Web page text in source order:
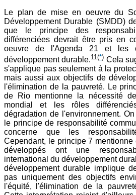
Le plan de mise en oeuvre du
Développement Durable (SMDD)
que le principe des
différenciées devrait être pris en
oeuvre de l'Agenda 21 et les
développement durable.11(*) Cela
s'applique pas seulement à la
mais aussi aux objectifs de
l'élimination de la pauvreté. Le
de Rio mentionne la nécessité
mondial et les rôles
dégradation de l'environnement.
le principe de responsabilité
concerne que les
Cependant, le principe 7
développés ont une
international du développement
développement durable implique
pas uniquement des objectifs
l'équité, l'élimination de la